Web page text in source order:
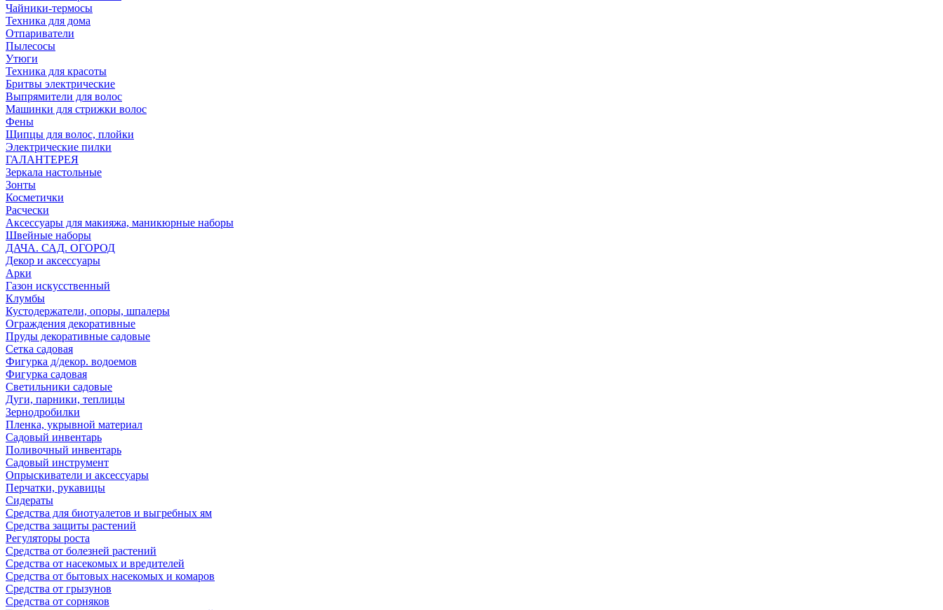
Чайники-термосы
Техника для дома
Отпариватели
Пылесосы
Утюги
Техника для красоты
Бритвы электрические
Выпрямители для волос
Машинки для стрижки волос
Фены
Щипцы для волос, плойки
Электрические пилки
ГАЛАНТЕРЕЯ
Зеркала настольные
Зонты
Косметички
Расчески
Аксессуары для макияжа, маникюрные наборы
Швейные наборы
ДАЧА. САД. ОГОРОД
Декор и аксессуары
Арки
Газон искусственный
Клумбы
Кустодержатели, опоры, шпалеры
Ограждения декоративные
Пруды декоративные садовые
Сетка садовая
Фигурка д/декор. водоемов
Фигурка садовая
Светильники садовые
Дуги, парники, теплицы
Зернодробилки
Пленка, укрывной материал
Садовый инвентарь
Поливочный инвентарь
Садовый инструмент
Опрыскиватели и аксессуары
Перчатки, рукавицы
Сидераты
Средства для биотуалетов и выгребных ям
Средства защиты растений
Регуляторы роста
Средства от болезней растений
Средства от насекомых и вредителей
Средства от бытовых насекомых и комаров
Средства от грызунов
Средства от сорняков